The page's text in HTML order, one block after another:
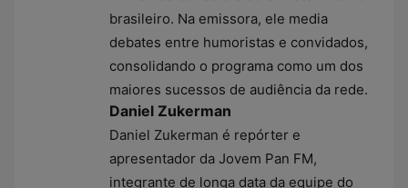
brasileiro. Na emissora, ele media
debates entre humoristas e convidados,
consolidando o programa como um dos
maiores sucessos de audiência da rede.
Daniel Zukerman
Daniel Zukerman é repórter e
apresentador da Jovem Pan FM,
integrante de longa data da equipe do